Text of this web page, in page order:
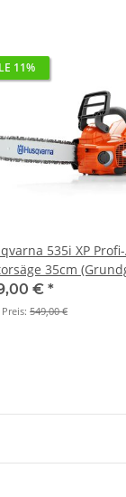
11%
535i XP
35cm
€ *
549,00 €